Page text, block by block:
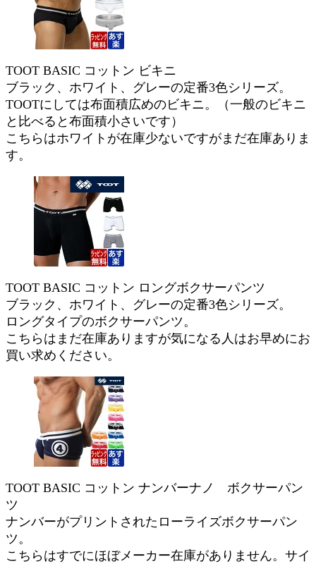
TOOT BASIC コットン ビキニ
ブラック、ホワイト、グレーの定番3色シリーズ。
TOOTにしては布面積広めのビキニ。（一般のビキニ
と比べると布面積小さいです）
こちらはホワイトが在庫少ないですがまだ在庫ありま
す。
TOOT BASIC コットン ロングボクサーパンツ
ブラック、ホワイト、グレーの定番3色シリーズ。
ロングタイプのボクサーパンツ。
こちらはまだ在庫ありますが気になる人はお早めにお
買い求めください。
TOOT BASIC コットン ナンバーナノ ボクサーパン
ツ
ナンバーがプリントされたローライズボクサーパン
ツ。
こちらはすでにほぼメーカー在庫がありません。サイ